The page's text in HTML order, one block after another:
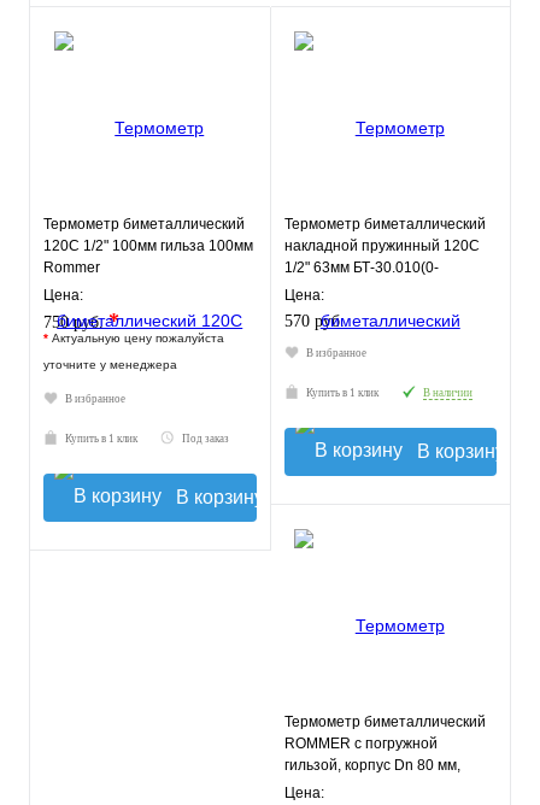
Термометр биметаллический
120С 1/2" 100мм гильза 100мм
Rommer
Цена:
750 руб.*
* Актуальную цену пожалуйста
уточните у менеджера
В избранное
Купить в 1 клик Под заказ
В корзину
Термометр биметаллический
накладной пружинный 120С
1/2" 63мм БТ-30.010(0-
120С)2,5 РОСМА
Цена:
570 руб.
В избранное
Купить в 1 клик В наличии
В корзину
Термометр биметаллический
ROMMER с погружной
гильзой, корпус Dn 80 мм,
гильза 50 мм 1/2"
Цена: